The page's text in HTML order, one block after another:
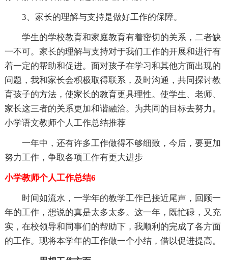
3、家长的理解与支持是做好工作的保障。
学生的学校教育和家庭教育有着密切的关系，二者缺
一不可。家长的理解与支持对于我们工作的开展和进行有
着一定的帮助和促进。面对孩子在学习和其他方面出现的
问题，我和家长会积极取得联系，及时沟通，共同探讨教
育孩子的方法，使家长的教育更具理性。使学生、老师、
家长这三者的关系更加和谐融洽。为共同的目标去努力。
小学语文教师个人工作总结推荐
一年中，还有许多工作做得不够细致，今后，要更加
努力工作，争取各项工作有更大进步
小学教师个人工作总结6
时间如流水，一学年的教学工作已接近尾声，回顾一
年的工作，想说的真是太多太多。这一年，既忙碌，又充
实，在校领导和同事们的帮助下，我顺利的完成了各方面
的工作。现将本学年的工作做一个小结，借以促进提高。